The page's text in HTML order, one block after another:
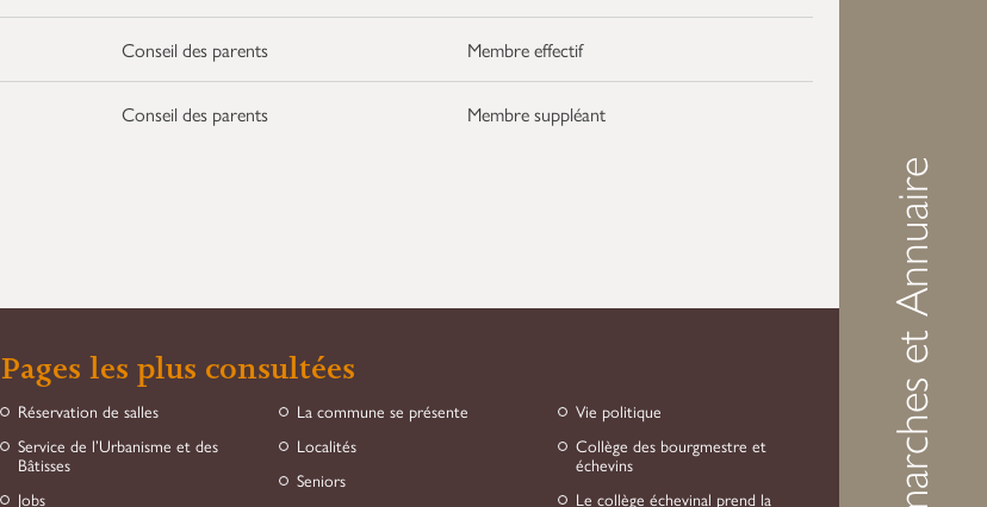
Démarches et Annuaire
Conseil des parents Membre effectif
Conseil des parents Membre suppléant
Pages les plus consultées
Réservation de salles
Service de l’Urbanisme et des
Bâtisses
Jobs
La commune se présente
Localités
Seniors
Vie politique
Collège des bourgmestre et
échevins
Le collège échevinal prend la